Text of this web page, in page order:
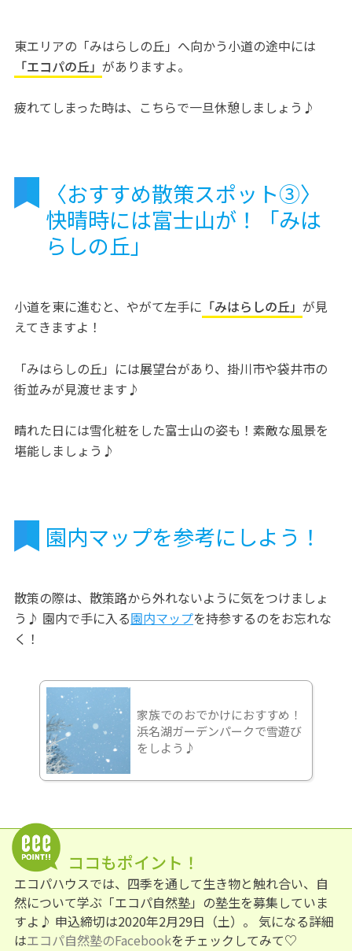
東エリアの「みはらしの丘」へ向かう小道の途中には
「エコパの丘」 がありますよ。
疲れてしまった時は、こちらで一旦休憩しましょう♪
〈おすすめ散策スポット③〉
快晴時には富士山が！「みは
らしの丘」
小道を東に進むと、やがて左手に 「みはらしの丘」 が見
えてきますよ！
「みはらしの丘」には展望台があり、掛川市や袋井市の
街並みが見渡せます♪
晴れた日には雪化粧をした富士山の姿も！素敵な風景を
堪能しましょう♪
園内マップを参考にしよう！
散策の際は、散策路から外れないように気をつけましょ
う♪ 園内で手に入る園内マップを持参するのをお忘れな
く！
家族でのおでかけにおすすめ！
浜名湖ガーデンパークで雪遊び
をしよう♪
ココもポイント！
エコパハウスでは、四季を通して生き物と触れ合い、自
然について学ぶ「エコパ自然塾」の塾生を募集していま
すよ♪ 申込締切は2020年2月29日（土）。 気になる詳細
はエコパ自然塾のFacebookをチェックしてみて♡